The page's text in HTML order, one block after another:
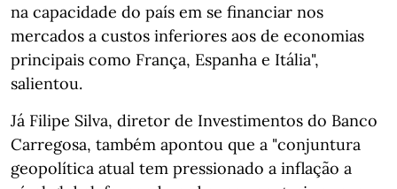
na capacidade do país em se financiar nos
mercados a custos inferiores aos de economias
principais como França, Espanha e Itália",
salientou.
Já Filipe Silva, diretor de Investimentos do Banco
Carregosa, também apontou que a "conjuntura
geopolítica atual tem pressionado a inflação a